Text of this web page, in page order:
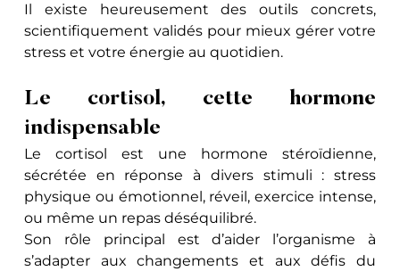
Il existe heureusement des outils concrets,
scientifiquement validés pour mieux gérer votre
stress et votre énergie au quotidien.
Le cortisol, cette hormone
indispensable
Le cortisol est une hormone stéroïdienne,
sécrétée en réponse à divers stimuli : stress
physique ou émotionnel, réveil, exercice intense,
ou même un repas déséquilibré.
Son rôle principal est d’aider l’organisme à
s’adapter aux changements et aux défis du